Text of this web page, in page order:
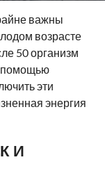
важны
возрасте
50 организм
помощью
эти
энергия
И